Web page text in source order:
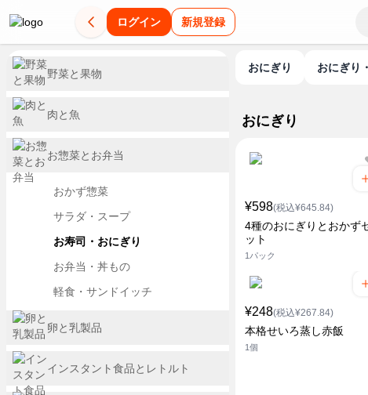
ログイン 新規登録
おにぎり おにぎ
おにぎり
¥598(税込¥645.84)
4種のおにぎりとおかず
ット
1パック
¥248(税込¥267.84)
本格せいろ蒸し赤飯
1個
野菜と果物
肉と魚
お惣菜とお弁当
おかず惣菜
サラダ・スープ
お寿司・おにぎり
お弁当・丼もの
軽食・サンドイッチ
卵と乳製品
インスタント食品とレトルト